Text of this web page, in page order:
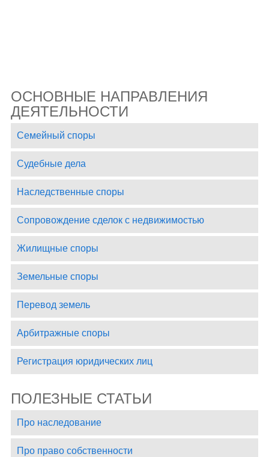
ОСНОВНЫЕ НАПРАВЛЕНИЯ
ДЕЯТЕЛЬНОСТИ
Семейный споры
Судебные дела
Наследственные споры
Сопровождение сделок с недвижимостью
Жилищные споры
Земельные споры
Перевод земель
Арбитражные споры
Регистрация юридических лиц
ПОЛЕЗНЫЕ СТАТЬИ
Про наследование
Про право собственности